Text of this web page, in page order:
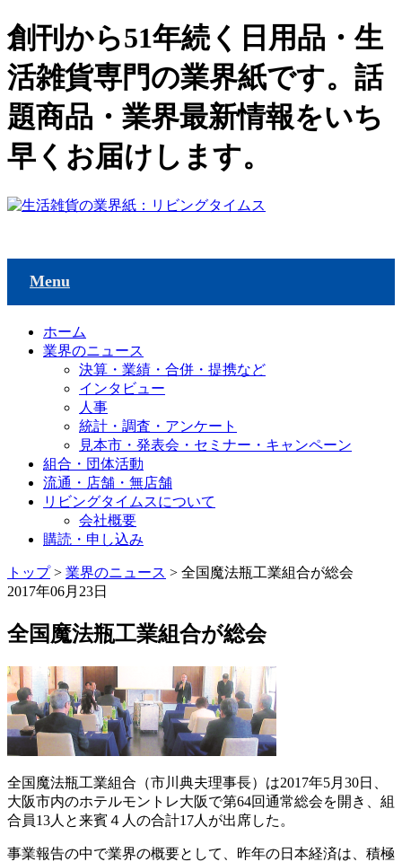
創刊から51年続く日用品・生
活雑貨専門の業界紙です。話
題商品・業界最新情報をいち
早くお届けします。
Menu
ホーム
業界のニュース
決算・業績・合併・提携など
インタビュー
人事
統計・調査・アンケート
見本市・発表会・セミナー・キャンペーン
組合・団体活動
流通・店舗・無店舗
リビングタイムスについて
会社概要
購読・申し込み
トップ> 業界のニュース > 全国魔法瓶工業組合が総会
2017年06月23日
全国魔法瓶工業組合が総会
全国魔法瓶工業組合（市川典夫理事長）は2017年5月30日、
大阪市内のホテルモントレ大阪で第64回通常総会を開き、組
合員13人と来賓４人の合計17人が出席した。
事業報告の中で業界の概要として、昨年の日本経済は、積極